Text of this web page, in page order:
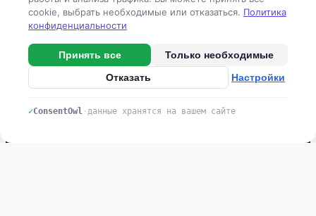
Линии подготовки зерна и семян
Комбикормовые линии и заводы
Зерносушильные комплексы
cookie, выбрать необходимые или отказаться. Политика
конфиденциальности
Принять все
Только необходимые
Отказать
Настройки
✓ConsentOwl · данные хранятся на вашем сайте